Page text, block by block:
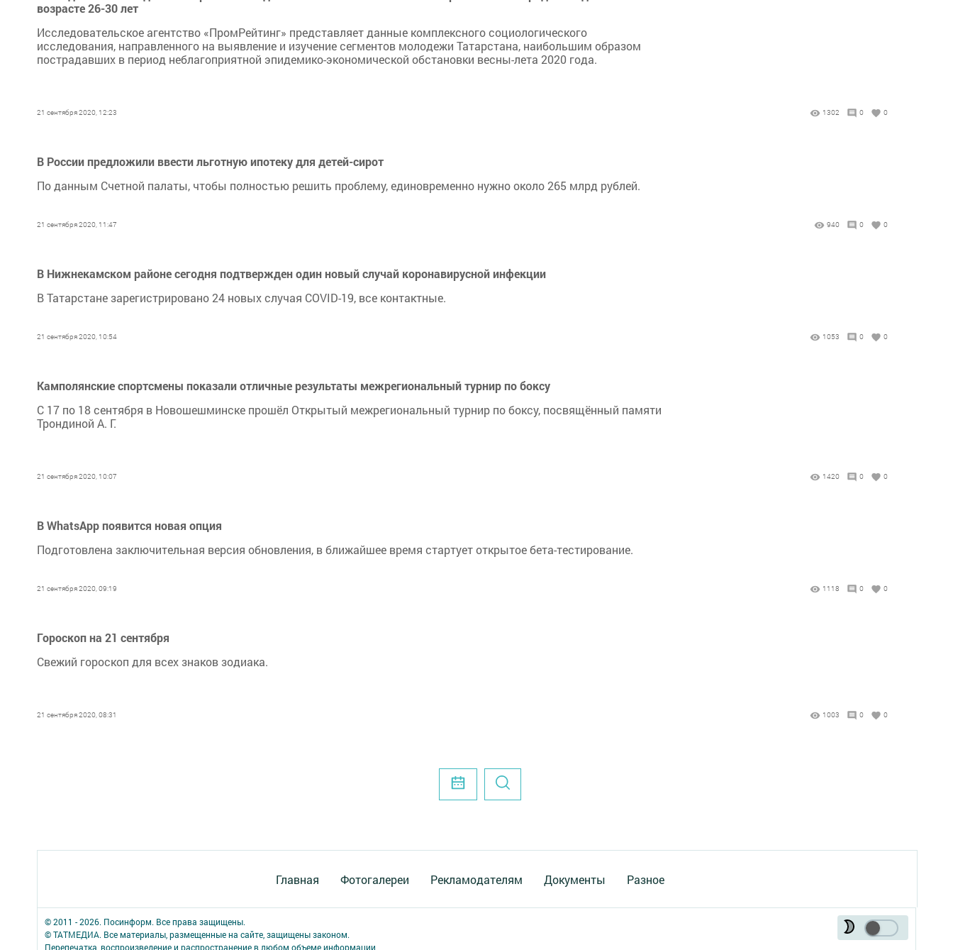
возрасте 26-⁠30 лет
Исследовательское агентство «ПромРейтинг» представляет данные комплексного социологического
исследования, направленного на выявление и изучение сегментов молодежи Татарстана, наибольшим образом
пострадавших в период неблагоприятной эпидемико-⁠экономической обстановки весны-⁠лета 2020 года.
21 сентября 2020, 12:23 1302 0 0
В России предложили ввести льготную ипотеку для детей-сирот
По данным Счетной палаты, чтобы полностью решить проблему, единовременно нужно около 265 млрд рублей.
21 сентября 2020, 11:47 940 0 0
В Нижнекамском районе сегодня подтвержден один новый случай коронавирусной инфекции
В Татарстане зарегистрировано 24 новых случая COVID-19, все контактные.
21 сентября 2020, 10:54 1053 0 0
Камполянские спортсмены показали отличные результаты межрегиональный турнир по боксу
С 17 по 18 сентября в Новошешминске прошёл Открытый межрегиональный турнир по боксу, посвящённый памяти
Трондиной А. Г.
21 сентября 2020, 10:07 1420 0 0
В WhatsApp появится новая опция
Подготовлена заключительная версия обновления, в ближайшее время стартует открытое бета-тестирование.
21 сентября 2020, 09:19 1118 0 0
Гороскоп на 21 сентября
Свежий гороскоп для всех знаков зодиака.
21 сентября 2020, 08:31 1003 0 0
Главная Фотогалереи Рекламодателям Документы Разное
© 2011 - 2026. Посинформ. Все права защищены.
© ТАТМЕДИА. Все материалы, размещенные на сайте, защищены законом.
Перепечатка, воспроизведение и распространение в любом объеме информации,